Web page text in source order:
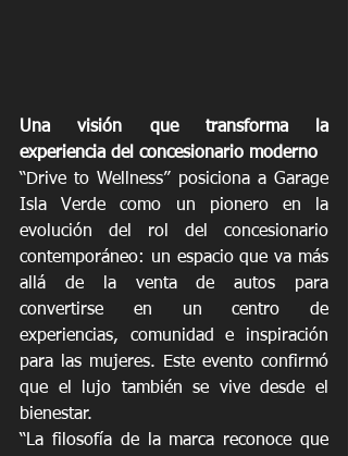
Una visión que transforma la
experiencia del concesionario moderno
“Drive to Wellness” posiciona a Garage
Isla Verde como un pionero en la
evolución del rol del concesionario
contemporáneo: un espacio que va más
allá de la venta de autos para
convertirse en un centro de
experiencias, comunidad e inspiración
para las mujeres. Este evento confirmó
que el lujo también se vive desde el
bienestar.
“La filosofía de la marca reconoce que